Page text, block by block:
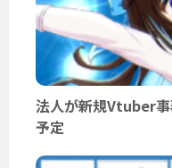
法人が新規Vtuber事
予定